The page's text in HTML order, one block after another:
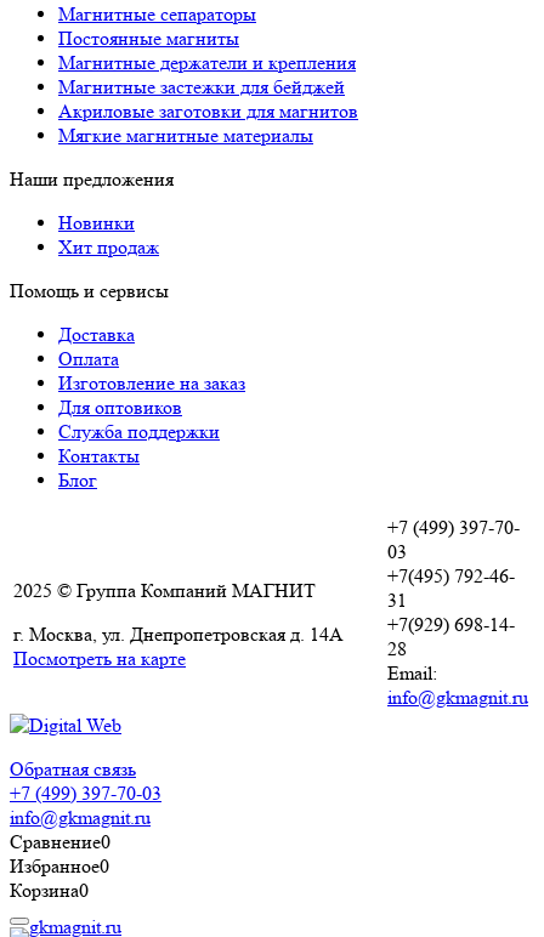
Магнитные сепараторы
Постоянные магниты
Магнитные держатели и крепления
Магнитные застежки для бейджей
Акриловые заготовки для магнитов
Мягкие магнитные материалы
Наши предложения
Новинки
Хит продаж
Помощь и сервисы
Доставка
Оплата
Изготовление на заказ
Для оптовиков
Служба поддержки
Контакты
Блог
2025 © Группа Компаний МАГНИТ
г. Москва, ул. Днепропетровская д. 14А
Посмотреть на карте
+7 (499) 397-70-
03
+7(495) 792-46-
31
+7(929) 698-14-
28
Email:
info@gkmagnit.ru
Обратная связь
+7 (499) 397-70-03
info@gkmagnit.ru
Сравнение0
Избранное0
Корзина0